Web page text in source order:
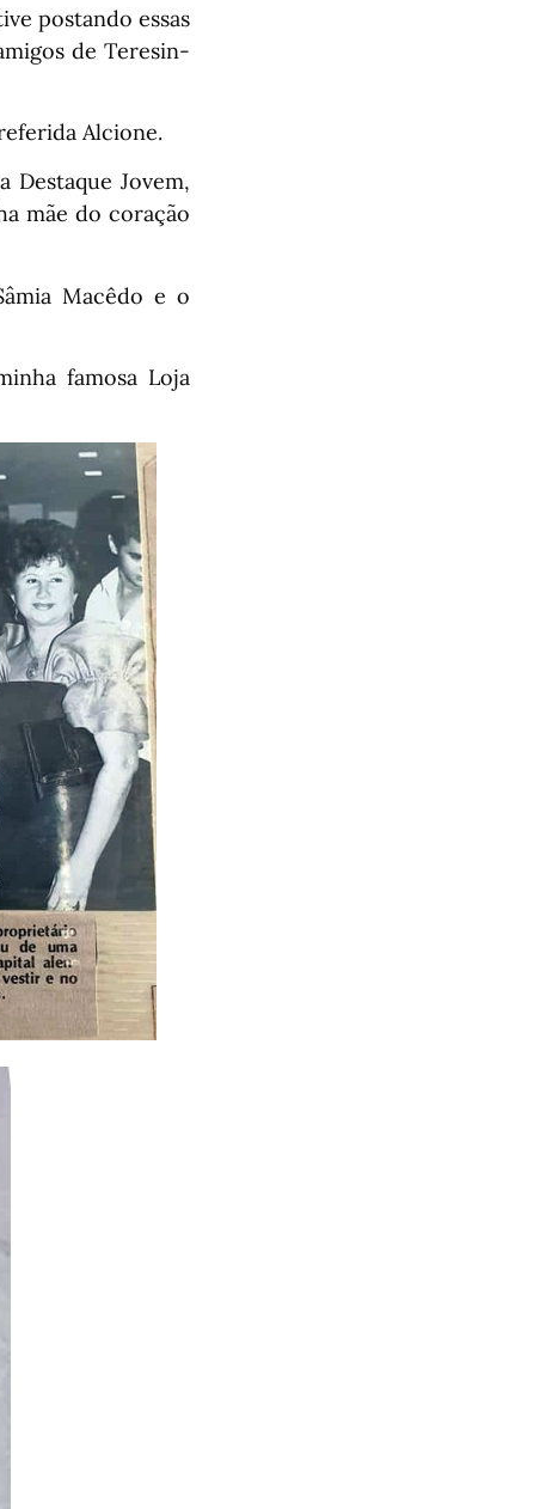
postando essas
de Teresin-
Alcione.
Destaque Jovem,
mãe do coração
Macêdo e o
famosa Loja